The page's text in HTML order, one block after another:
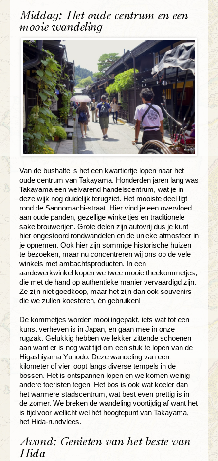
Middag: Het oude centrum en een
mooie wandeling
Van de bushalte is het een kwartiertje lopen naar het
oude centrum van Takayama. Honderden jaren lang was
Takayama een welvarend handelscentrum, wat je in
deze wijk nog duidelijk terugziet. Het mooiste deel ligt
rond de Sannomachi-straat. Hier vind je een overvloed
aan oude panden, gezellige winkeltjes en traditionele
sake brouwerijen. Grote delen zijn autovrij dus je kunt
hier ongestoord rondwandelen en de unieke atmosfeer in
je opnemen. Ook hier zijn sommige historische huizen
te bezoeken, maar nu concentreren wij ons op de vele
winkels met ambachtsproducten. In een
aardewerkwinkel kopen we twee mooie theekommetjes,
die met de hand op authentieke manier vervaardigd zijn.
Ze zijn niet goedkoop, maar het zijn dan ook souvenirs
die we zullen koesteren, én gebruiken!
De kommetjes worden mooi ingepakt, iets wat tot een
kunst verheven is in Japan, en gaan mee in onze
rugzak. Gelukkig hebben we lekker zittende schoenen
aan want er is nog wat tijd om een stuk te lopen van de
Higashiyama Yūhodō. Deze wandeling van een
kilometer of vier loopt langs diverse tempels in de
bossen. Het is ontspannen lopen en we komen weinig
andere toeristen tegen. Het bos is ook wat koeler dan
het warmere stadscentrum, wat best even prettig is in
de zomer. We breken de wandeling voortijdig af want het
is tijd voor wellicht wel hét hoogtepunt van Takayama,
het Hida-rundvlees.
Avond: Genieten van het beste van
Hida